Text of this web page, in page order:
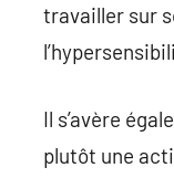
travailler sur
Il s’avère
plutôt une